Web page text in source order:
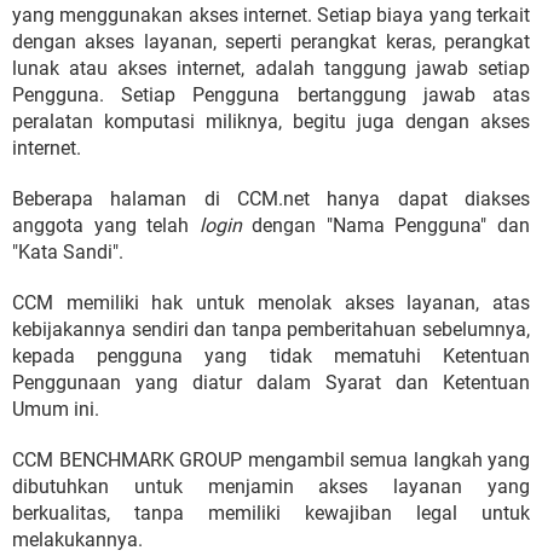
yang menggunakan akses internet. Setiap biaya yang terkait
dengan akses layanan, seperti perangkat keras, perangkat
lunak atau akses internet, adalah tanggung jawab setiap
Pengguna. Setiap Pengguna bertanggung jawab atas
peralatan komputasi miliknya, begitu juga dengan akses
internet.
Beberapa halaman di CCM.net hanya dapat diakses
anggota yang telah logindengan "Nama Pengguna" dan
"Kata Sandi".
CCM memiliki hak untuk menolak akses layanan, atas
kebijakannya sendiri dan tanpa pemberitahuan sebelumnya,
kepada pengguna yang tidak mematuhi Ketentuan
Penggunaan yang diatur dalam Syarat dan Ketentuan
Umum ini.
CCM BENCHMARK GROUP mengambil semua langkah yang
dibutuhkan untuk menjamin akses layanan yang
berkualitas, tanpa memiliki kewajiban legal untuk
melakukannya.